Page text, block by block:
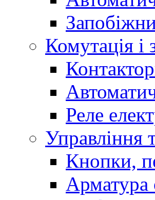
Комутація і
Реле
Управління
Кнопки,
Арматура